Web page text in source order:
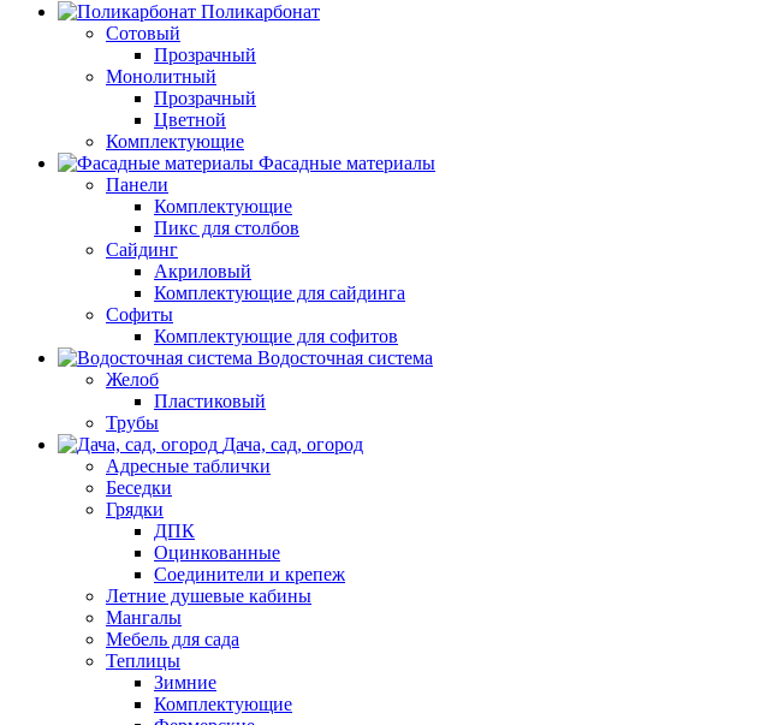
Поликарбонат
Сотовый
Прозрачный
Монолитный
Прозрачный
Цветной
Комплектующие
Фасадные материалы
Панели
Комплектующие
Пикс для столбов
Сайдинг
Акриловый
Комплектующие для сайдинга
Софиты
Комплектующие для софитов
Водосточная система
Желоб
Пластиковый
Трубы
Дача, сад, огород
Адресные таблички
Беседки
Грядки
ДПК
Оцинкованные
Соединители и крепеж
Летние душевые кабины
Мангалы
Мебель для сада
Теплицы
Зимние
Комплектующие